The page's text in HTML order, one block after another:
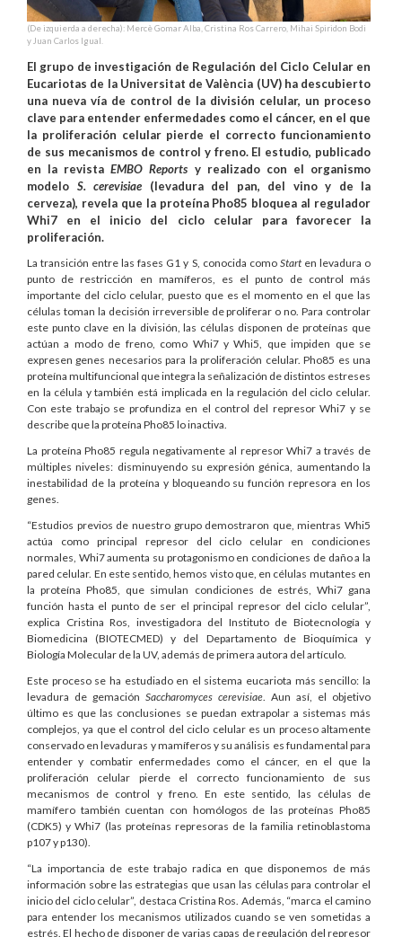
(De izquierda a derecha): Mercè Gomar Alba, Cristina Ros Carrero, Mihai Spiridon Bodi
y Juan Carlos Igual.
El grupo de investigación de Regulación del Ciclo Celular en
Eucariotas de la Universitat de València (UV) ha descubierto
una nueva vía de control de la división celular, un proceso
clave para entender enfermedades como el cáncer, en el que
la proliferación celular pierde el correcto funcionamiento
de sus mecanismos de control y freno. El estudio, publicado
en la revistaEMBO Reports y realizado con el organismo
modelo S. cerevisiae (levadura del pan, del vino y de la
cerveza), revela que la proteína Pho85 bloquea al regulador
Whi7 en el inicio del ciclo celular para favorecer la
proliferación.
La transición entre las fases G1 y S, conocida como Starten levadura o
punto de restricción en mamíferos, es el punto de control más
importante del ciclo celular, puesto que es el momento en el que las
células toman la decisión irreversible de proliferar o no. Para controlar
este punto clave en la división, las células disponen de proteínas que
actúan a modo de freno, como Whi7 y Whi5, que impiden que se
expresen genes necesarios para la proliferación celular. Pho85 es una
proteína multifuncional que integra la señalización de distintos estreses
en la célula y también está implicada en la regulación del ciclo celular.
Con este trabajo se profundiza en el control del represor Whi7 y se
describe que la proteína Pho85 lo inactiva.
La proteína Pho85 regula negativamente al represor Whi7 a través de
múltiples niveles: disminuyendo su expresión génica, aumentando la
inestabilidad de la proteína y bloqueando su función represora en los
genes.
“Estudios previos de nuestro grupo demostraron que, mientras Whi5
actúa como principal represor del ciclo celular en condiciones
normales, Whi7 aumenta su protagonismo en condiciones de daño a la
pared celular. En este sentido, hemos visto que, en células mutantes en
la proteína Pho85, que simulan condiciones de estrés, Whi7 gana
función hasta el punto de ser el principal represor del ciclo celular”,
explica Cristina Ros, investigadora del Instituto de Biotecnología y
Biomedicina (BIOTECMED) y del Departamento de Bioquímica y
Biología Molecular de la UV, además de primera autora del artículo.
Este proceso se ha estudiado en el sistema eucariota más sencillo: la
levadura de gemación Saccharomyces cerevisiae . Aun así, el objetivo
último es que las conclusiones se puedan extrapolar a sistemas más
complejos, ya que el control del ciclo celular es un proceso altamente
conservado en levaduras y mamíferos y su análisis es fundamental para
entender y combatir enfermedades como el cáncer, en el que la
proliferación celular pierde el correcto funcionamiento de sus
mecanismos de control y freno. En este sentido, las células de
mamífero también cuentan con homólogos de las proteínas Pho85
(CDK5) y Whi7 (las proteínas represoras de la familia retinoblastoma
p107 y p130).
“La importancia de este trabajo radica en que disponemos de más
información sobre las estrategias que usan las células para controlar el
inicio del ciclo celular”, destaca Cristina Ros. Además, “marca el camino
para entender los mecanismos utilizados cuando se ven sometidas a
estrés. El hecho de disponer de varias capas de regulación del represor